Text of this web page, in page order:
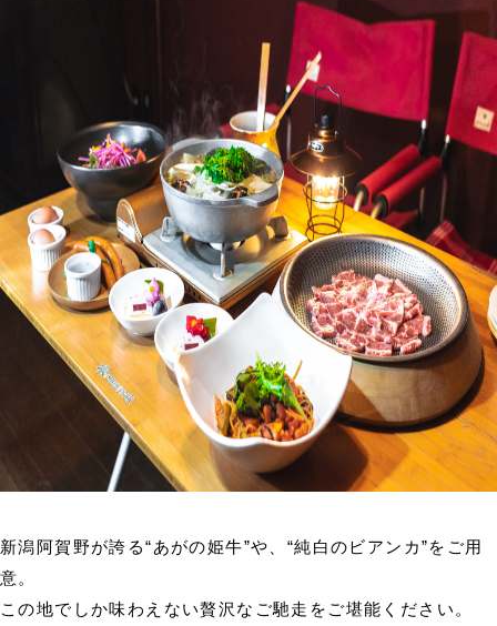
新潟阿賀野が誇る“あがの姫牛”や、“純白のビアンカ”をご用
意。
この地でしか味わえない贅沢なご馳走をご堪能ください。